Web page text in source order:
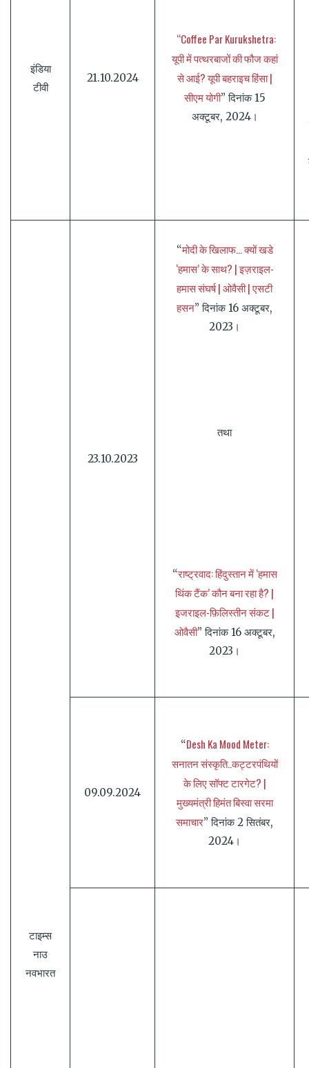
इंडिया
टीवी
21.10.2024
“Coffee Par Kurukshetra:
यूपी में पत्थरबाजों की फौज कहां
से आई? यूपी बहराइच हिंसा |
सीएम योगी” दिनांक 15
अक्टूबर, 2024।
टाइम्स
नाउ
नवभारत
23.10.2023
“मोदी के खिलाफ… क्यों खडे
‘हमास’ के साथ? | इज़राइल-
हमास संघर्ष | ओवैसी | एसटी
हसन” दिनांक 16 अक्टूबर,
2023।
तथा
“राष्ट्रवाद: हिंदुस्तान में ‘हमास
थिंक टैंक’ कौन बना रहा है? |
इजराइल-फ़िलिस्तीन संकट |
ओवैसी” दिनांक 16 अक्टूबर,
2023।
09.09.2024
“Desh Ka Mood Meter:
सनातन संस्कृति..कट्टरपंथियों
के लिए सॉफ्ट टारगेट? |
मुख्यमंत्री हिमंत बिस्वा सरमा
समाचार” दिनांक 2 सितंबर,
2024।